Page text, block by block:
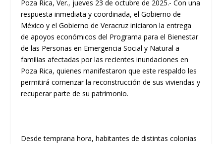
Poza Rica, Ver., jueves 23 de octubre de 2025.- Con una
respuesta inmediata y coordinada, el Gobierno de
México y el Gobierno de Veracruz iniciaron la entrega
de apoyos económicos del Programa para el Bienestar
de las Personas en Emergencia Social y Natural a
familias afectadas por las recientes inundaciones en
Poza Rica, quienes manifestaron que este respaldo les
permitirá comenzar la reconstrucción de sus viviendas y
recuperar parte de su patrimonio.
Desde temprana hora, habitantes de distintas colonias